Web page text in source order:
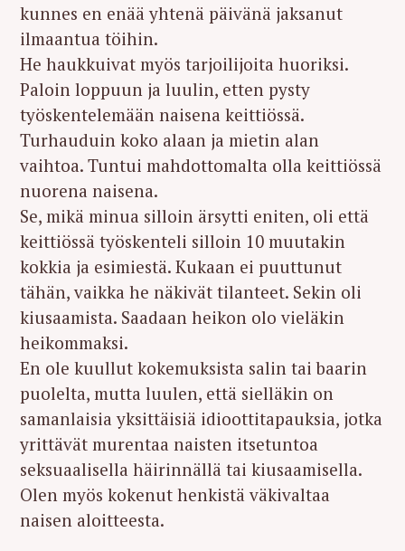
kunnes en enää yhtenä päivänä jaksanut
ilmaantua töihin.
He haukkuivat myös tarjoilijoita huoriksi.
Paloin loppuun ja luulin, etten pysty
työskentelemään naisena keittiössä.
Turhauduin koko alaan ja mietin alan
vaihtoa. Tuntui mahdottomalta olla keittiössä
nuorena naisena.
Se, mikä minua silloin ärsytti eniten, oli että
keittiössä työskenteli silloin 10 muutakin
kokkia ja esimiestä. Kukaan ei puuttunut
tähän, vaikka he näkivät tilanteet. Sekin oli
kiusaamista. Saadaan heikon olo vieläkin
heikommaksi.
En ole kuullut kokemuksista salin tai baarin
puolelta, mutta luulen, että sielläkin on
samanlaisia yksittäisiä idioottitapauksia, jotka
yrittävät murentaa naisten itsetuntoa
seksuaalisella häirinnällä tai kiusaamisella.
Olen myös kokenut henkistä väkivaltaa
naisen aloitteesta.